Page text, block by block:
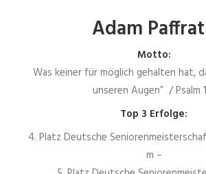
Adam
Motto:
Was keiner für möglich gehalten hat,
unseren Augen” / Psalm
Top 3 Erfolge:
4. Platz Deutsche
m –